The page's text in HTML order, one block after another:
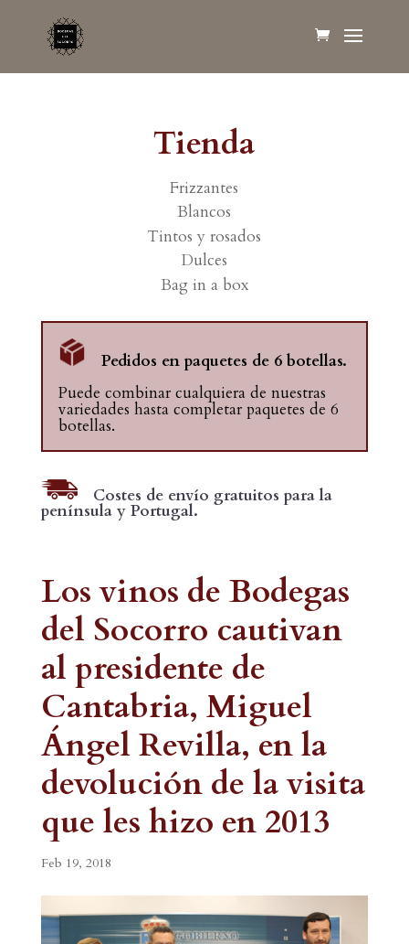
Los vinos de Bodegas
del Socorro cautivan
al presidente de
Cantabria, Miguel
Ángel Revilla, en la
devolución de la visita
que les hizo en 2013
Feb 19, 2018
Tienda
Frizzantes
Blancos
Tintos y rosados
Dulces
Bag in a box
Pedidos en paquetes de 6 botellas.
Puede combinar cualquiera de nuestras
variedades hasta completar paquetes de 6
botellas.
Costes de envío gratuitos para la
península y Portugal.